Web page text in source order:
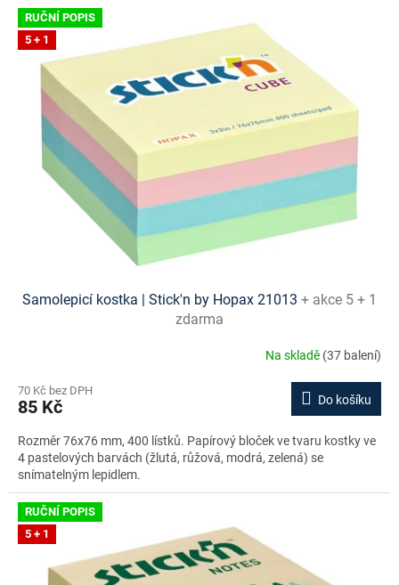
RUČNÍ POPIS
5 + 1
Samolepicí kostka | Stick'n by Hopax 21013 + akce 5 + 1
zdarma
Na skladě (37 balení)
70 Kč bez DPH
85 Kč Do košíku
Rozměr 76x76 mm, 400 lístků. Papírový bloček ve tvaru kostky ve
4 pastelových barvách (žlutá, růžová, modrá, zelená) se
snímatelným lepidlem.
RUČNÍ POPIS
5 + 1